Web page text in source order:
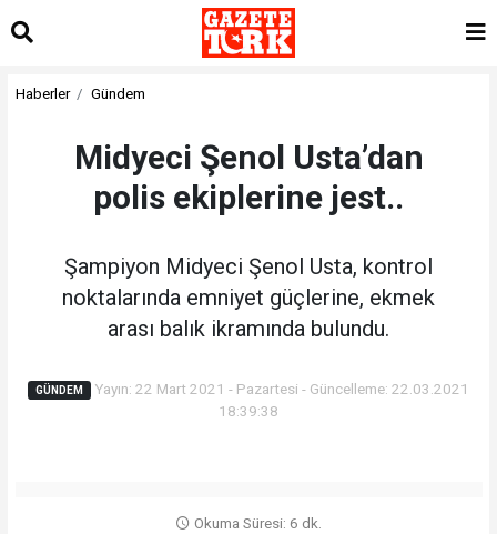
Haberler Gündem
Midyeci Şenol Usta’dan
polis ekiplerine jest..
Şampiyon Midyeci Şenol Usta, kontrol
noktalarında emniyet güçlerine, ekmek
arası balık ikramında bulundu.
GÜNDEM
Yayın: 22 Mart 2021 - Pazartesi - Güncelleme: 22.03.2021
18:39:38
Okuma Süresi: 6 dk.